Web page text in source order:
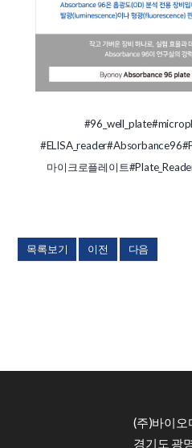
#96_well_plate
#ELISA_reader#Absorbance96
마이크로플레이트
목록보기 이전 다음
(주)바이오
경기도 광